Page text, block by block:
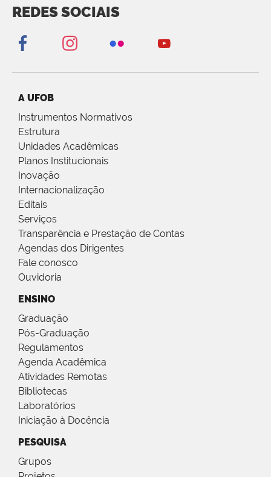
REDES SOCIAIS
A UFOB
Instrumentos Normativos
Estrutura
Unidades Acadêmicas
Planos Institucionais
Inovação
Internacionalização
Editais
Serviços
Transparência e Prestação de Contas
Agendas dos Dirigentes
Fale conosco
Ouvidoria
ENSINO
Graduação
Pós-Graduação
Regulamentos
Agenda Acadêmica
Atividades Remotas
Bibliotecas
Laboratórios
Iniciação à Docência
PESQUISA
Grupos